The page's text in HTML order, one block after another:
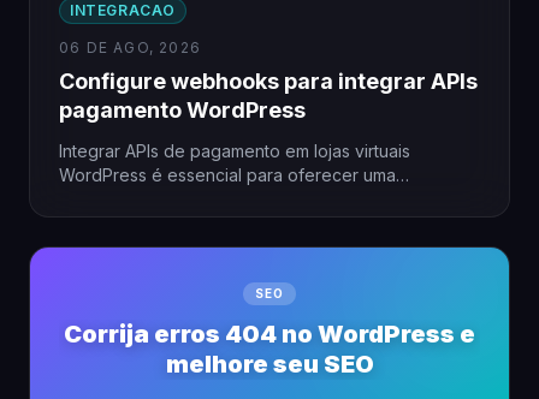
INTEGRACAO
06 DE AGO, 2026
Configure webhooks para integrar APIs
pagamento WordPress
Integrar APIs de pagamento em lojas virtuais
WordPress é essencial para oferecer uma
SEO
Corrija erros 404 no WordPress e
melhore seu SEO